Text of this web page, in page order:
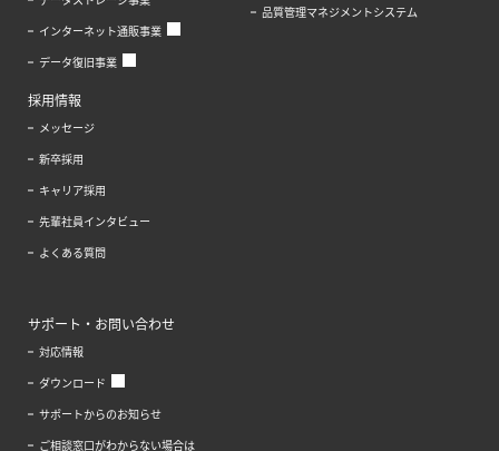
インターネット通販事業
データ復旧事業
品質管理マネジメントシステム
採用情報
メッセージ
新卒採用
キャリア採用
先輩社員インタビュー
よくある質問
サポート・お問い合わせ
対応情報
ダウンロード
サポートからのお知らせ
ご相談窓口がわからない場合は